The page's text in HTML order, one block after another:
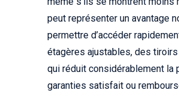
peut représenter un avantage
permettre d’accéder
étagères ajustables, des
qui réduit considérablement la
garanties satisfait ou